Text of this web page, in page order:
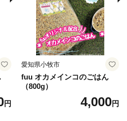
円
愛知県小牧市
fuu オカメインコのごはん
（800g）
4,000円